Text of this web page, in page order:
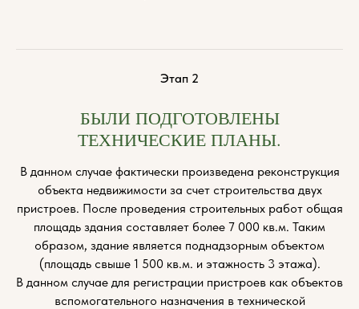
Этап 2
БЫЛИ ПОДГОТОВЛЕНЫ
ТЕХНИЧЕСКИЕ ПЛАНЫ.
В данном случае фактически произведена реконструкция
объекта недвижимости за счет строительства двух
пристроев. После проведения строительных работ общая
площадь здания составляет более 7 000 кв.м. Таким
образом, здание является поднадзорным объектом
(площадь свыше 1 500 кв.м. и этажность 3 этажа).
В данном случае для регистрации пристроев как объектов
вспомогательного назначения в технической